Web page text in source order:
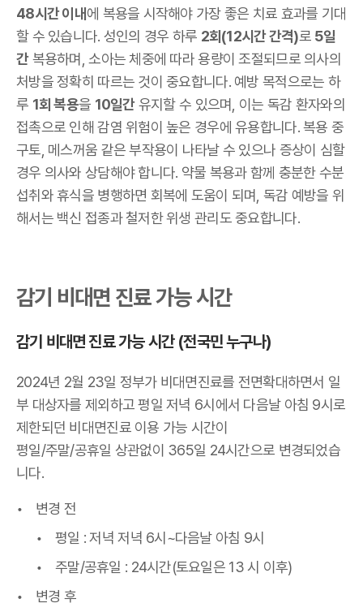
48시간 이내에 복용을 시작해야 가장 좋은 치료 효과를 기대
할 수 있습니다. 성인의 경우 하루 2회(12시간 간격)로 5일
간복용하며, 소아는 체중에 따라 용량이 조절되므로 의사의
처방을 정확히 따르는 것이 중요합니다. 예방 목적으로는 하
루 1회 복용을 10일간유지할 수 있으며, 이는 독감 환자와의
접촉으로 인해 감염 위험이 높은 경우에 유용합니다. 복용 중
구토, 메스꺼움 같은 부작용이 나타날 수 있으나 증상이 심할
경우 의사와 상담해야 합니다. 약물 복용과 함께 충분한 수분
섭취와 휴식을 병행하면 회복에 도움이 되며, 독감 예방을 위
해서는 백신 접종과 철저한 위생 관리도 중요합니다.
감기 비대면 진료 가능 시간
감기 비대면 진료 가능 시간 (전국민 누구나)
2024년 2월 23일 정부가 비대면진료를 전면확대하면서 일
부 대상자를 제외하고 평일 저녁 6시에서 다음날 아침 9시로
제한되던 비대면진료 이용 가능 시간이
평일/주말/공휴일 상관없이 365일 24시간으로 변경되었습
니다.
변경 전
평일 : 저녁 저녁 6시~다음날 아침 9시
주말/공휴일 : 24시간(토요일은 13 시 이후)
변경 후